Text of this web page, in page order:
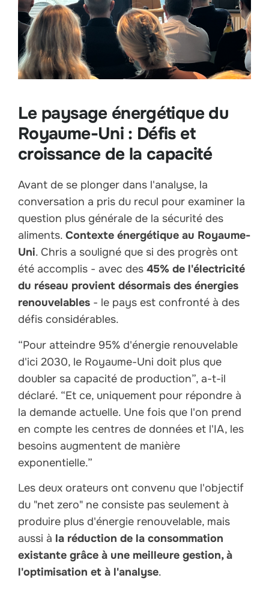
Le paysage énergétique du
Royaume-Uni : Défis et
croissance de la capacité
Avant de se plonger dans l'analyse, la
conversation a pris du recul pour examiner la
question plus générale de la sécurité des
aliments. Contexte énergétique au Royaume-
Uni. Chris a souligné que si des progrès ont
été accomplis - avec des 45% de l'électricité
du réseau provient désormais des énergies
renouvelables - le pays est confronté à des
défis considérables.
“Pour atteindre 95% d'énergie renouvelable
d'ici 2030, le Royaume-Uni doit plus que
doubler sa capacité de production”, a-t-il
déclaré. “Et ce, uniquement pour répondre à
la demande actuelle. Une fois que l'on prend
en compte les centres de données et l'IA, les
besoins augmentent de manière
exponentielle.”
Les deux orateurs ont convenu que l'objectif
du "net zero" ne consiste pas seulement à
produire plus d'énergie renouvelable, mais
aussi à la réduction de la consommation
existante grâce à une meilleure gestion, à
l'optimisation et à l'analyse.